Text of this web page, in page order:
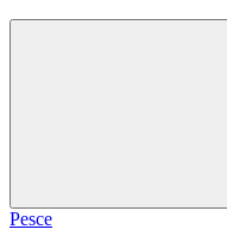
Pesce